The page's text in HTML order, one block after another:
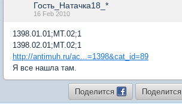
Гость_Натачка18_*
16 Feb 2010
1398.01.01;МТ.02;1
1398.02.01;МТ.02;1
http://antimuh.ru/ac...=1398&cat_id=89
Я все нашла там.
Поделится Поделится